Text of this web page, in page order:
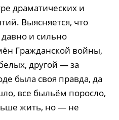
драматических и
Выясняется, что
и сильно
Гражданской войны,
другой — за
была своя правда, да
все быльём поросло,
жить, но — не